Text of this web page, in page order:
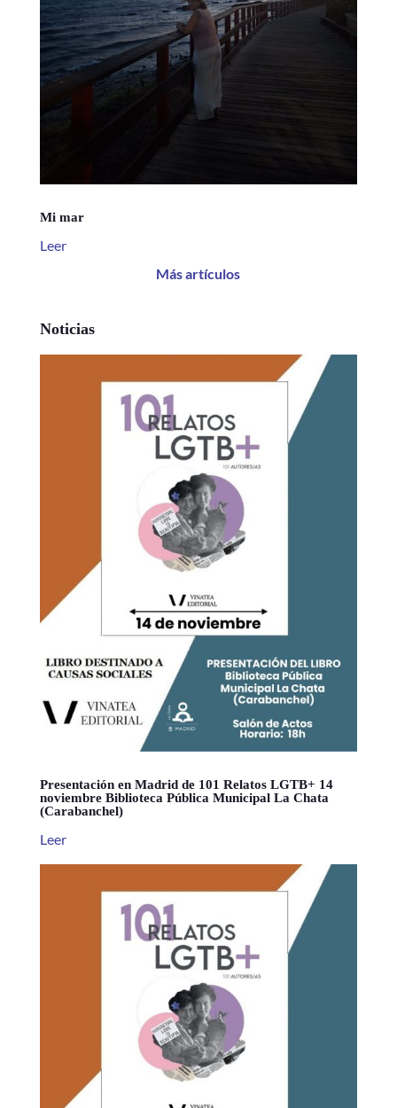
Mi mar
Leer
Más artículos
Noticias
Presentación en Madrid de 101 Relatos LGTB+ 14
noviembre Biblioteca Pública Municipal La Chata
(Carabanchel)
Leer